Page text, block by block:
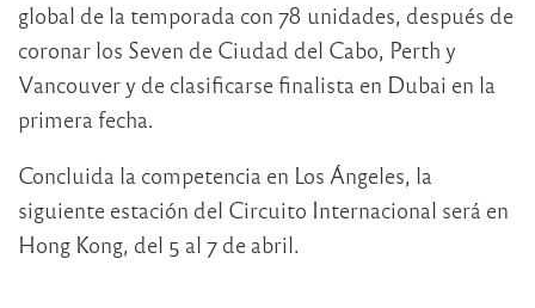
global de la temporada con 78 unidades, después de
coronar los Seven de Ciudad del Cabo, Perth y
Vancouver y de clasificarse finalista en Dubai en la
primera fecha.
Concluida la competencia en Los Ángeles, la
siguiente estación del Circuito Internacional será en
Hong Kong, del 5 al 7 de abril.